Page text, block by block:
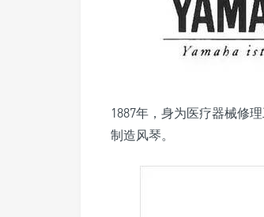
1887年，身为医疗器械修
制造风琴。